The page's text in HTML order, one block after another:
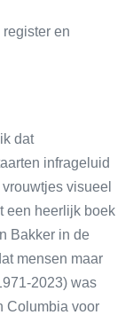
en
dat
infrageluid
visueel
een heerlijk boek
Bakker in de
mensen maar
2023) was
Columbia voor